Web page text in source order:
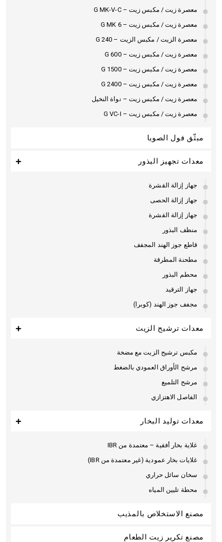
معصرة زيت / مكبس زيت – G MK-V-C
معصرة زيت / مكبس زيت – G MK 6
معصرة الزيت / مكبس الزيت – G 240
معصرة زيت / مكبس زيت – G 600
معصرة زيت / مكبس زيت – G 1500
معصرة زيت / مكبس زيت – G 2400
معصرة زيت / مكبس زيت – نواة النخيل
معصرة زيت / مكبس زيت – G VC-I
مبثّق فول الصويا
معدات تجهيز البذور
جهاز إزالة القشرة
جهاز إزالة الحصى
جهاز إزالة القشرة
منظف البذور
قاطع جوز الهند المجفف
مطحنة المطرقة
محطم البذور
جهاز الترقيد
مجفف جوز الهند (كوبرا)
معدات ترشيح الزيت
مكبس ترشيح الزيت مع مضخة
مرشح الأوراق العمودي بالضغط
مرشح التلميع
الفاصل الاهتزازي
معدات توليد البخار
غلاية بخار أفقية – معتمدة من IBR
غلايات بخار عمودية (غير معتمدة من IBR)
سخان سائل حراري
محطة تليين المياه
مصنع الاستخلاص بالمذيب
مصنع تكرير زيت الطعام